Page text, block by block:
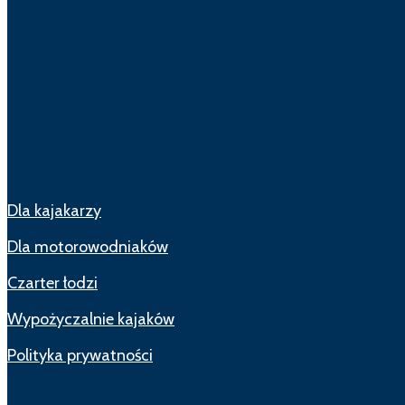
Dla kajakarzy
Dla motorowodniaków
Czarter łodzi
Wypożyczalnie kajaków
Polityka prywatności